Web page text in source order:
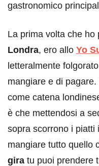
gastronomico
La prima volta che ho
Londra, ero allo Yo
letteralmente
mangiare e di
come catena
è che mettendosi a
sopra scorrono i piatti
mangiare tutto quello
gira tu puoi prendere